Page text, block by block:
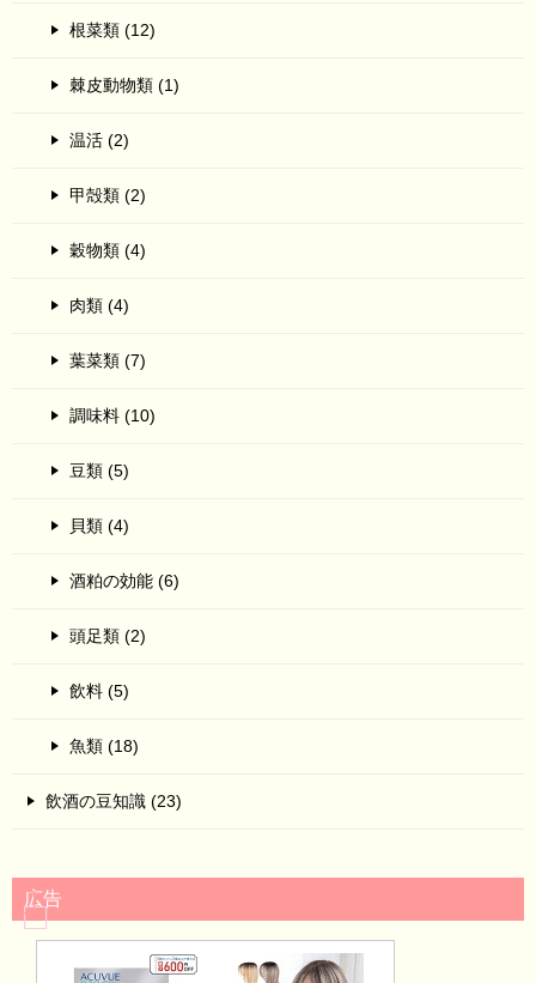
根菜類 (12)
棘皮動物類 (1)
温活 (2)
甲殻類 (2)
穀物類 (4)
肉類 (4)
葉菜類 (7)
調味料 (10)
豆類 (5)
貝類 (4)
酒粕の効能 (6)
頭足類 (2)
飲料 (5)
魚類 (18)
飲酒の豆知識 (23)
広告